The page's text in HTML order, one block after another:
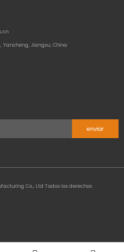
Yancheng, Jiangsu, China
enviar
Co., Ltd Todos los derechos